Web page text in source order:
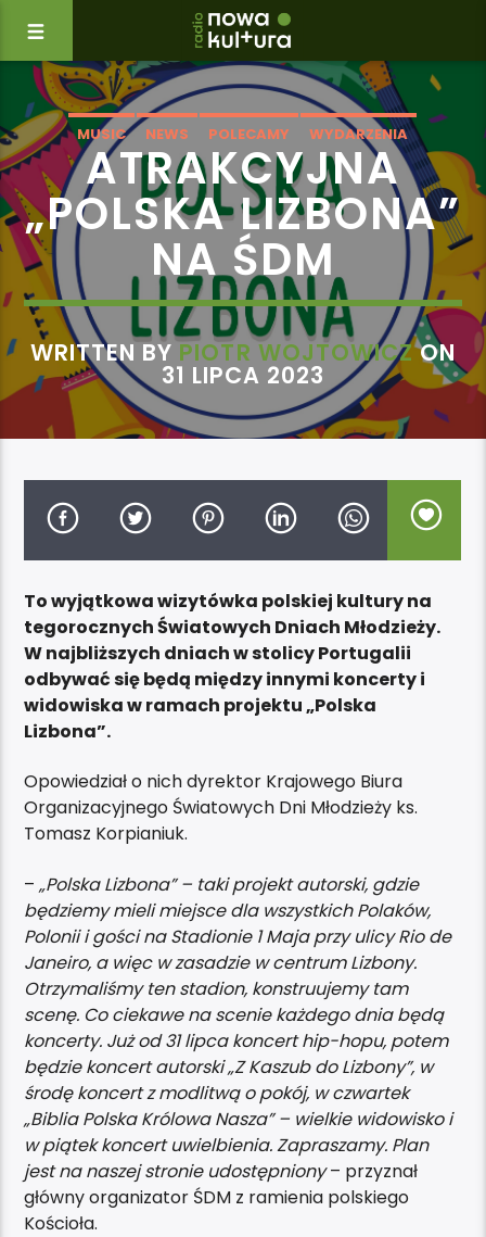
MUSIC NEWS POLECAMY WYDARZENIA
ATRAKCYJNA
„POLSKA LIZBONA”
NA ŚDM
WRITTEN BY PIOTR WOJTOWICZON
31 LIPCA 2023
To wyjątkowa wizytówka polskiej kultury na
tegorocznych Światowych Dniach Młodzieży.
W najbliższych dniach w stolicy Portugalii
odbywać się będą między innymi koncerty i
widowiska w ramach projektu „Polska
Lizbona”.
Opowiedział o nich dyrektor Krajowego Biura
Organizacyjnego Światowych Dni Młodzieży ks.
Tomasz Korpianiuk.
– „Polska Lizbona” – taki projekt autorski, gdzie
będziemy mieli miejsce dla wszystkich Polaków,
Polonii i gości na Stadionie 1 Maja przy ulicy Rio de
Janeiro, a więc w zasadzie w centrum Lizbony.
Otrzymaliśmy ten stadion, konstruujemy tam
scenę. Co ciekawe na scenie każdego dnia będą
koncerty. Już od 31 lipca koncert hip-hopu, potem
będzie koncert autorski „Z Kaszub do Lizbony”, w
środę koncert z modlitwą o pokój, w czwartek
„Biblia Polska Królowa Nasza” – wielkie widowisko i
w piątek koncert uwielbienia. Zapraszamy. Plan
jest na naszej stronie udostępniony– przyznał
główny organizator ŚDM z ramienia polskiego
Kościoła.